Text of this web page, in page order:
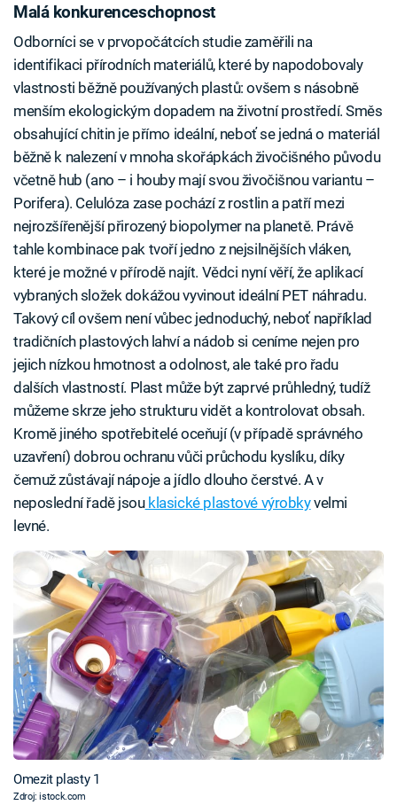
Malá konkurenceschopnost
Odborníci se v prvopočátcích studie zaměřili na
identifikaci přírodních materiálů, které by napodobovaly
vlastnosti běžně používaných plastů: ovšem s násobně
menším ekologickým dopadem na životní prostředí. Směs
obsahující chitin je přímo ideální, neboť se jedná o materiál
běžně k nalezení v mnoha skořápkách živočišného původu
včetně hub (ano – i houby mají svou živočišnou variantu –
Porifera). Celulóza zase pochází z rostlin a patří mezi
nejrozšířenější přirozený biopolymer na planetě. Právě
tahle kombinace pak tvoří jedno z nejsilnějších vláken,
které je možné v přírodě najít. Vědci nyní věří, že aplikací
vybraných složek dokážou vyvinout ideální PET náhradu.
Takový cíl ovšem není vůbec jednoduchý, neboť například
tradičních plastových lahví a nádob si ceníme nejen pro
jejich nízkou hmotnost a odolnost, ale také pro řadu
dalších vlastností. Plast může být zaprvé průhledný, tudíž
můžeme skrze jeho strukturu vidět a kontrolovat obsah.
Kromě jiného spotřebitelé oceňují (v případě správného
uzavření) dobrou ochranu vůči průchodu kyslíku, díky
čemuž zůstávají nápoje a jídlo dlouho čerstvé. A v
neposlední řadě jsouklasické plastové výrobkyvelmi
levné.
Omezit plasty 1
Zdroj: istock.com